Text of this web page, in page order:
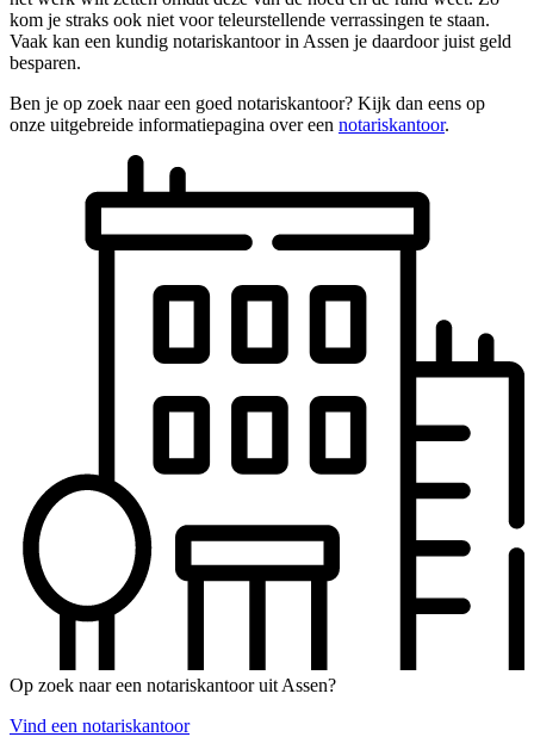
kom je straks ook niet voor teleurstellende verrassingen te staan.
Vaak kan een kundig notariskantoor in Assen je daardoor juist geld
besparen.
Ben je op zoek naar een goed notariskantoor? Kijk dan eens op
onze uitgebreide informatiepagina over een notariskantoor.
Op zoek naar een notariskantoor uit Assen?
Vind een notariskantoor